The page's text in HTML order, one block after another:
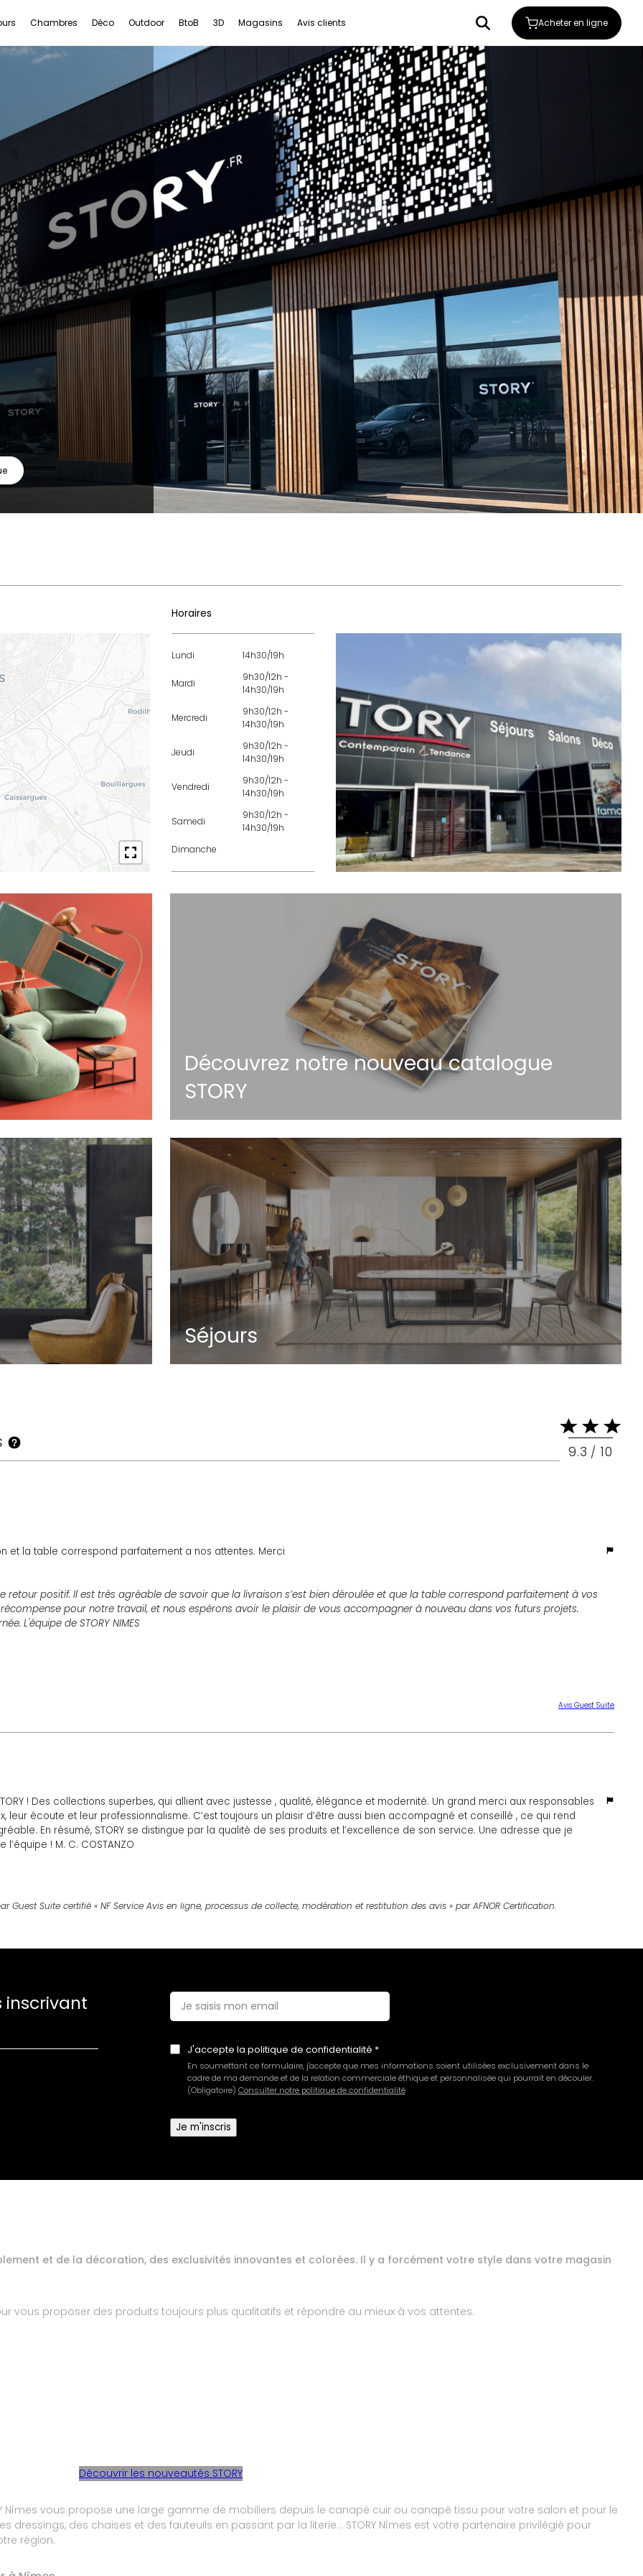
Chambres Déco Outdoor BtoB 3D Magasins Avis clients Acheter en ligne
Horaires
Lundi 14h30/19h
Mardi
9h30/12h -
14h30/19h
Mercredi
9h30/12h -
14h30/19h
Jeudi
9h30/12h -
14h30/19h
Vendredi
9h30/12h -
14h30/19h
Samedi
9h30/12h -
14h30/19h
Dimanche
Découvrez notre nouveau catalogue
STORY
Séjours
9.3 / 10
et la table correspond parfaitement a nos attentes. Merci
retour positif. Il est très agréable de savoir que la livraison s’est bien déroulée et que la table correspond parfaitement à vos
pour notre travail, et nous espérons avoir le plaisir de vous accompagner à nouveau dans vos futurs projets.
L'équipe de STORY NIMES
Avis Guest Suite
! Des collections superbes, qui allient avec justesse , qualité, élégance et modernité. Un grand merci aux responsables
leur écoute et leur professionnalisme. C’est toujours un plaisir d’être aussi bien accompagné et conseillé , ce qui rend
En résumé, STORY se distingue par la qualité de ses produits et l’excellence de son service. Une adresse que je
! M. C. COSTANZO
est une réelle source de motivation pour nous tous. Votre recommandation nous touche particulièrement, et c’est un plaisir
sur votre visite ou vos besoins futurs. Nous vous souhaitons une excellente journée. L'équipe de STORY NIMES
Avis Guest Suite
Avis Guest Suite
Guest Suite certifié « NF Service Avis en ligne, processus de collecte, modération et restitution des avis » par AFNOR Certification.
inscrivant
E-
mail *
J'accepte la politique de confidentialité
En soumettant ce formulaire, j'accepte que mes informations soient utilisées exclusivement dans le
cadre de ma demande et de la relation commerciale éthique et personnalisée qui pourrait en découler.
(Obligatoire) Consulter notre politique de confidentialité
Je m'inscris
et de la décoration, des exclusivités innovantes et colorées. Il y a forcément votre style dans votre magasin
vous proposer des produits toujours plus qualitatifs et répondre au mieux à vos attentes.
Découvrir les nouveautés STORY
Nîmes vous propose une large gamme de mobiliers depuis le canapé cuir ou canapé tissu pour votre salon et pour le
des chaises et des fauteuils en passant par la literie… STORY Nîmes est votre partenaire privilégié pour
région.